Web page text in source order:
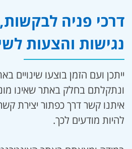
דרכי פניה
נגישות והצעות
ייתכן ועם הזמן בוצעו שינויים
ונתקלתם בחלק באתר שאינו
איתנו קשר דרך כפתור יצירת
להיות מודעים לכך.